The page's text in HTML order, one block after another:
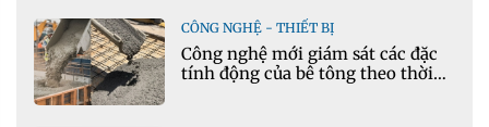
CÔNG NGHỆ - THIẾT BỊ
Công nghệ mới giám sát các đặc
tính động của bê tông theo thời